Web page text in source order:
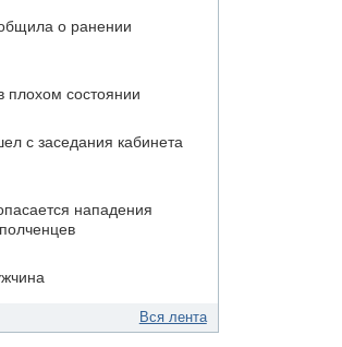
о ранении
состоянии
с заседания кабинета
нападения
Вся лента